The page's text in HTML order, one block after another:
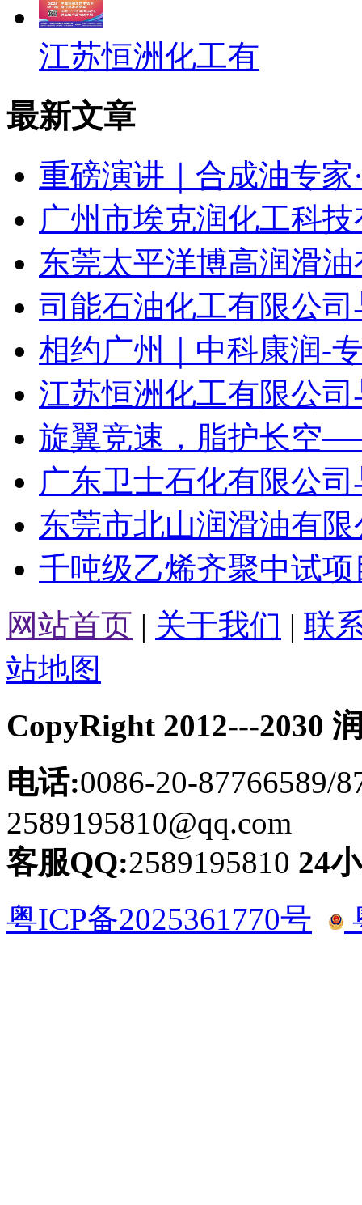
江苏恒洲化工有
最新文章
重磅演讲｜合成油专家
广州市埃克润化工科
东莞太平洋博高润滑
司能石油化工有限公司
相约广州｜中科康润-
江苏恒洲化工有限公司
旋翼竞速，脂护长空
广东卫士石化有限公
东莞市北山润滑油有
千吨级乙烯齐聚中试
网站首页 | 关于我们 | 联
站地图
CopyRight 2012---2030
电话:0086-20-87766589/
2589195810@qq.com
客服QQ:2589195810 24
粤ICP备2025361770号